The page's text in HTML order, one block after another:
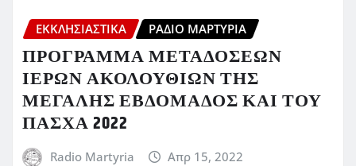
ΕΚΚΛΗΣΙΑΣΤΙΚΆ ΡΆΔΙΟ ΜΑΡΤΥΡΊΑ
ΠΡΟΓΡΑΜΜΑ ΜΕΤΑΔΟΣΕΩΝ
ΙΕΡΩΝ ΑΚΟΛΟΥΘΙΩΝ ΤΗΣ
ΜΕΓΑΛΗΣ ΕΒΔΟΜΑΔΟΣ ΚΑΙ ΤΟΥ
ΠΑΣΧΑ 2022
Radio Martyria Απρ 15, 2022